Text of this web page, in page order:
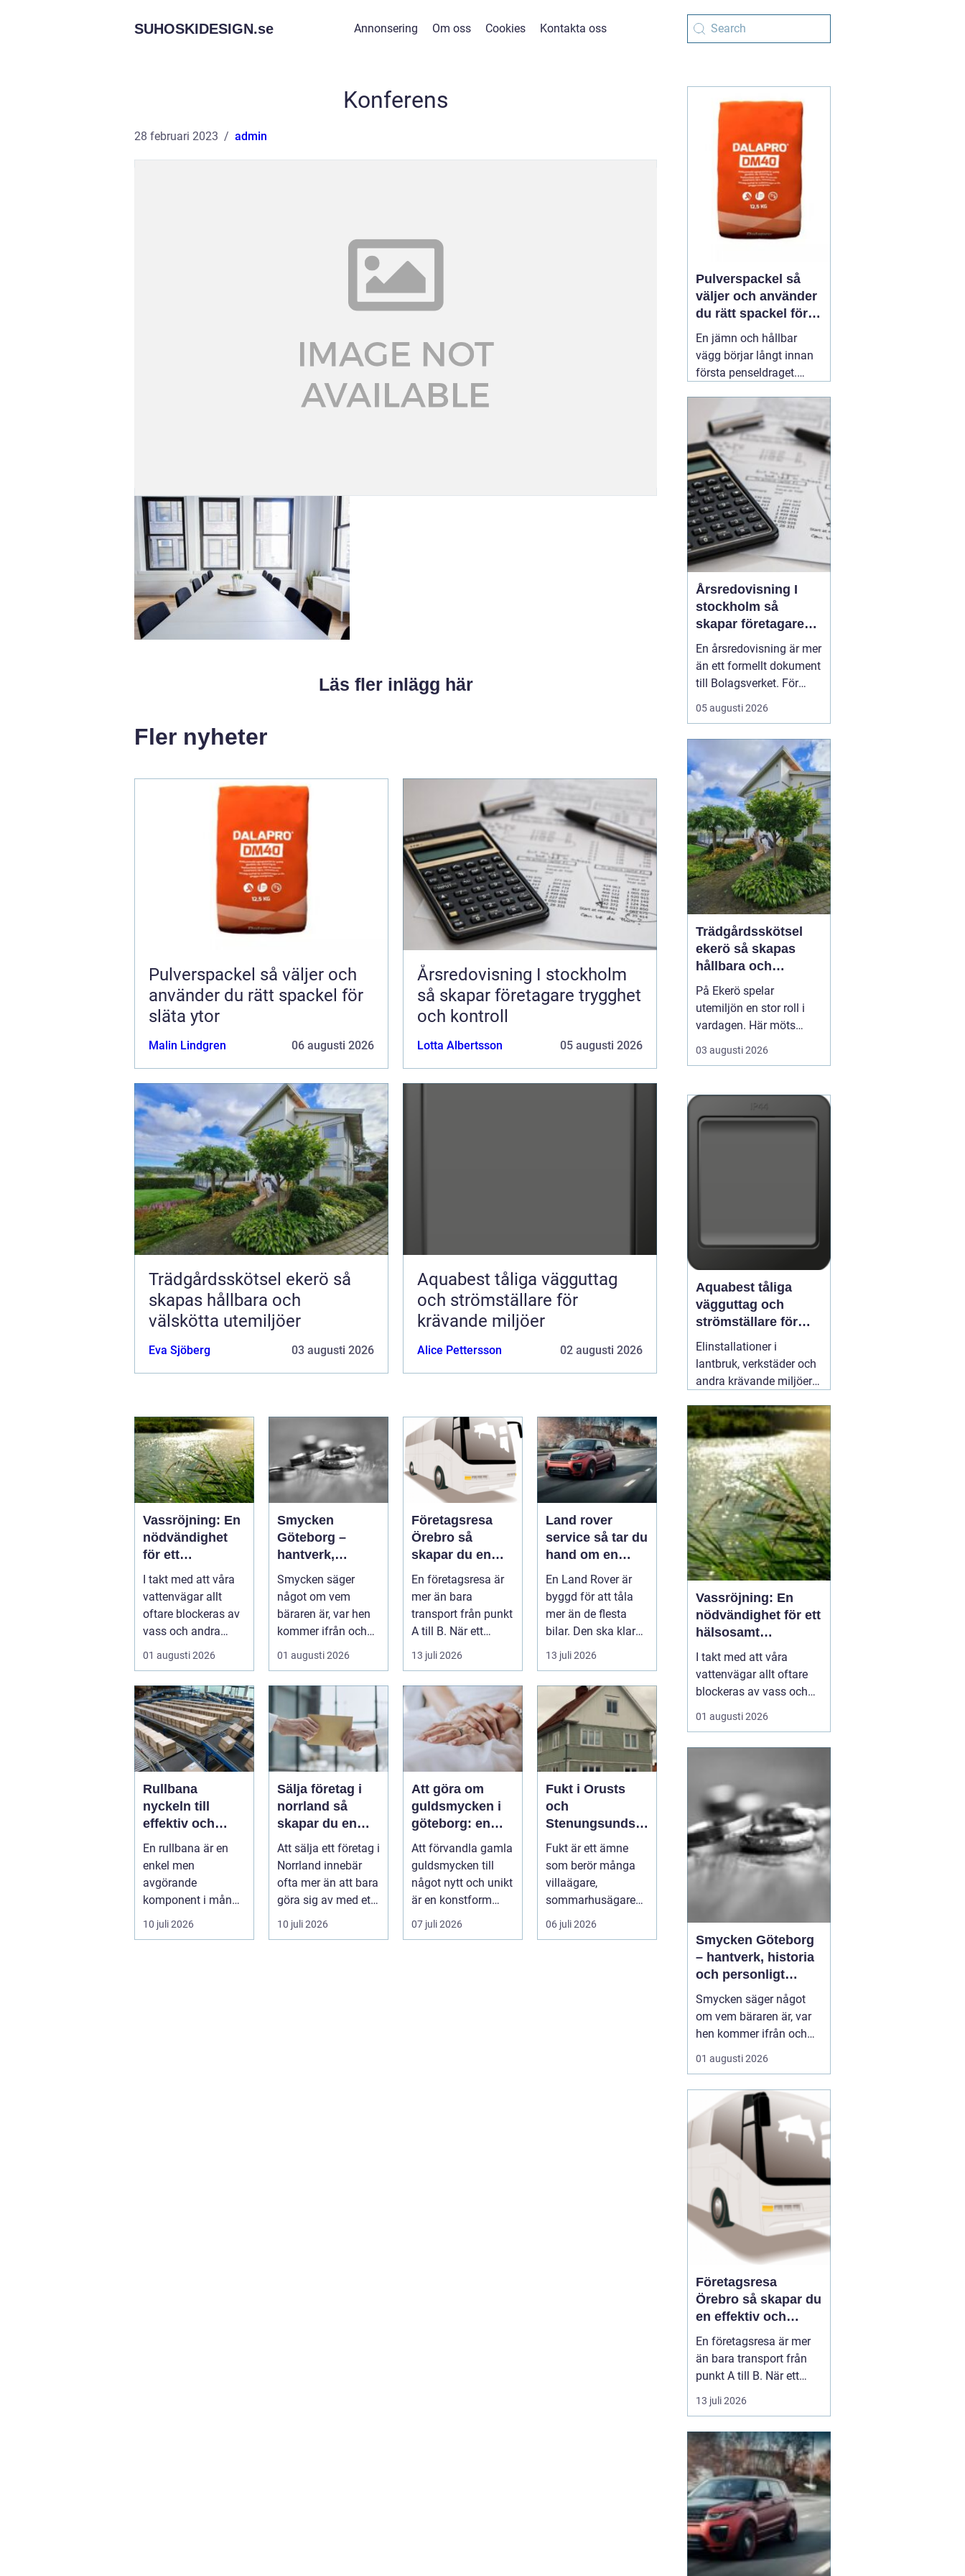
SUHOSKIDESIGN.se Annonsering Om oss Cookies Kontakta oss
Konferens
28 februari 2023 admin
Läs fler inlägg här
Fler nyheter
Pulverspackel så väljer och
använder du rätt spackel för
släta ytor
Malin Lindgren 06 augusti 2026
Årsredovisning I stockholm
så skapar företagare trygghet
och kontroll
Lotta Albertsson 05 augusti 2026
Trädgårdsskötsel ekerö så
skapas hållbara och
välskötta utemiljöer
Eva Sjöberg 03 augusti 2026
Aquabest tåliga vägguttag
och strömställare för
krävande miljöer
Alice Pettersson 02 augusti 2026
Vassröjning: En
nödvändighet
för ett
hälsosamt
vattenlandskap
I takt med att våra
vattenvägar allt
oftare blockeras av
vass och andra
vattenväxter...
01 augusti 2026
Smycken
Göteborg –
hantverk,
historia och
personligt
uttryck
Smycken säger
något om vem
bäraren är, var hen
kommer ifrån och
vad som &...
01 augusti 2026
Företagsresa
Örebro så
skapar du en
effektiv och
minnesvärd resa
En företagsresa är
mer än bara
transport från punkt
A till B. När ett
företag planerar en
resa för m...
13 juli 2026
Land rover
service så tar du
hand om en
modern
klassiker
En Land Rover är
byggd för att tåla
mer än de flesta
bilar. Den ska klara
motorväg,
stadstrafik, gru...
13 juli 2026
Rullbana
nyckeln till
effektiv och
säker hantering
av gods
En rullbana är en
enkel men
avgörande
komponent i många
moderna
verksamheter. Den
10 juli 2026
Sälja företag i
norrland så
skapar du en
trygg affär från
start till mål
Att sälja ett företag i
Norrland innebär
ofta mer än att bara
göra sig av med ett
bolag. För många
ä...
10 juli 2026
Att göra om
guldsmycken i
göteborg: en
konst att förnya
det gamla
Att förvandla gamla
guldsmycken till
något nytt och unikt
är en konstform
som kombinerar
traditionel...
07 juli 2026
Fukt i Orusts
och
Stenungsunds
hus: Så
upptäcker och
åtgärdar du
problemet
Fukt är ett ämne
som berör många
villaägare,
sommarhusägare
och bosta...
06 juli 2026
Pulverspackel så
väljer och använder
du rätt spackel för
släta ytor
En jämn och hållbar
vägg börjar långt innan
första penseldraget.
en avgörande roll för
slutresultatet, både när
det gäller utseende och
livslängd. Många
yrkesmålare och
avancerade gör-det-
självare06 augusti 2026
Årsredovisning I
stockholm så
skapar företagare
trygghet och
kontroll
En årsredovisning är mer
än ett formellt dokument
till Bolagsverket. För
många företagare i
Stockholm är den ett
ett underlag för nya
beslut och ett krav som
måste bli rätt från
början. När tidsbrist,
regelverk och osäkerhet
...
05 augusti 2026
Trädgårdsskötsel
ekerö så skapas
hållbara och
välskötta utemiljöer
På Ekerö spelar
utemiljön en stor roll i
vardagen. Här möts
natur, vatten och
bebyggelse på ett sätt
innergårdar och
viktiga för trivseln. När
03 augusti 2026
Aquabest tåliga
vägguttag och
strömställare för
krävande miljöer
Elinstallationer i
lantbruk, verkstäder och
andra krävande miljöer
i ett vanligt bostadsrum.
Fukt, damm, spån och
mekaniskt slitage kan
snabbt skapa problem
om komponenterna inte
är rätt valda.02 augusti
2026
Vassröjning: En
nödvändighet för ett
hälsosamt
vattenlandskap
I takt med att våra
vattenvägar allt oftare
blockeras av vass och
andra vattenväxter, ökar
också behovet av
praktiska lösningarna är
vass...
01 augusti 2026
Smycken Göteborg
– hantverk, historia
och personligt
uttryck
Smycken säger något
om vem bäraren är, var
hen kommer ifrån och
vad som är viktigt i livet.
I en stad som Göteborg,
hamnstadens råa
historia och moderna
kreativitet, blir smycken
ofta en...
01 augusti 2026
Företagsresa
Örebro så skapar du
en effektiv och
minnesvärd resa
En företagsresa är mer
än bara transport från
punkt A till B. När ett
företag planerar en resa
för medarbetare eller
att bygga relationer,
stärka varumärket och
använda tiden på resan
på ett klokt sätt. När
startpunkten är Örebr...
13 juli 2026